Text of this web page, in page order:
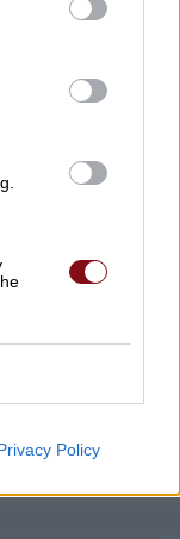
Policy
όλα τα νέα